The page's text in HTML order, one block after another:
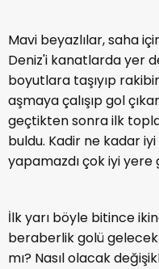
Mavi beyazlılar, saha
Deniz'i kanatlarda yer
boyutlara taşıyıp
aşmaya çalışıp gol
geçtikten sonra ilk
buldu. Kadir ne kadar
yapamazdı çok iyi yere
İlk yarı böyle bitince
beraberlik golü
mı? Nasıl olacak